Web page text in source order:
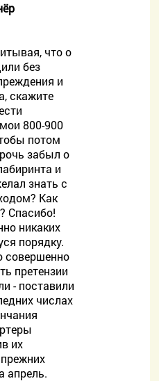
что о
без
и
скажите
800-900
потом
забыл о
и
знать с
Как
Спасибо!
никаких
порядку.
совершенно
претензии
- поставили
числах
их
апрель.